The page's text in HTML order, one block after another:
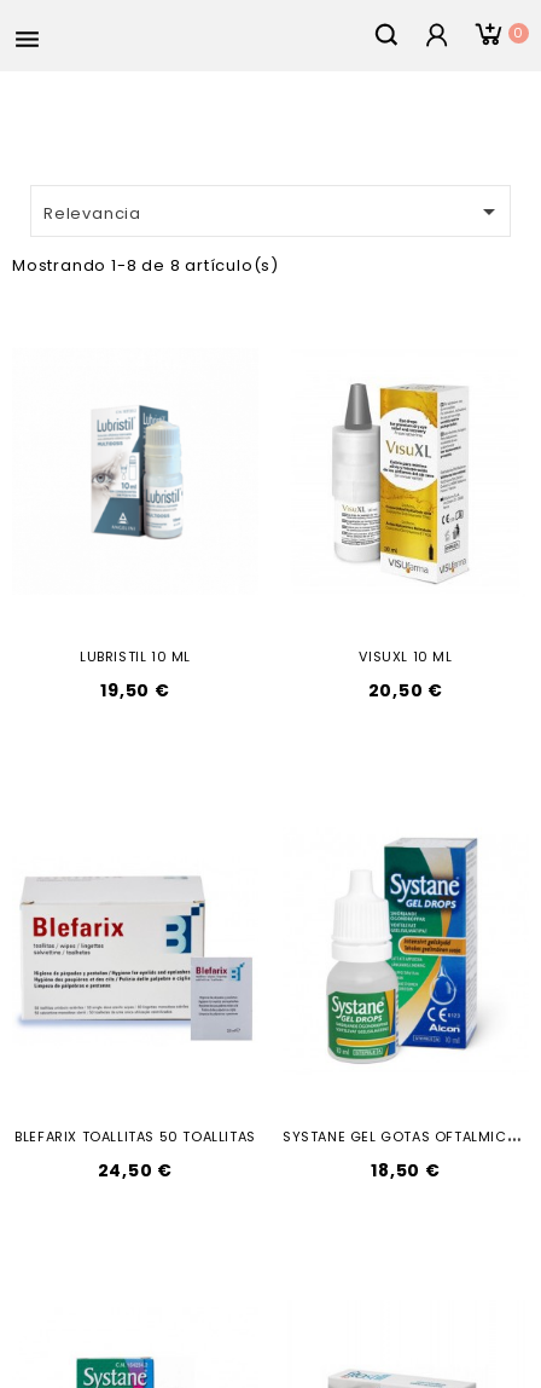
 0
Relevancia 
Mostrando 1-8 de 8 artículo(s)
LUBRISTIL 10 ML
19,50 €
VISUXL 10 ML
20,50 €
BLEFARIX TOALLITAS 50 TOALLITAS
24,50 €
S
YSTANE GEL GOTAS OFTALMICAS...
18,50 €